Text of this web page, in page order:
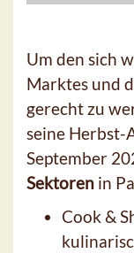
Um den sich
Marktes und
gerecht zu
seine Herbst-
September
Sektoren in
Cook &